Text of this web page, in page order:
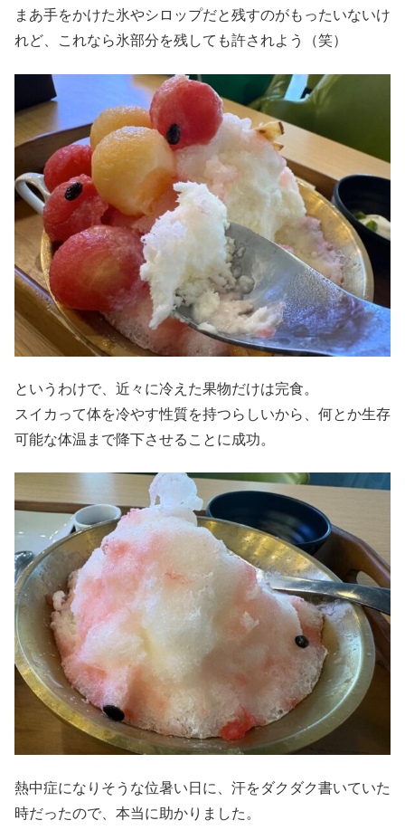
まあ手をかけた氷やシロップだと残すのがもったいないけ
れど、これなら氷部分を残しても許されよう（笑）
というわけで、近々に冷えた果物だけは完食。
スイカって体を冷やす性質を持つらしいから、何とか生存
可能な体温まで降下させることに成功。
熱中症になりそうな位暑い日に、汗をダクダク書いていた
時だったので、本当に助かりました。